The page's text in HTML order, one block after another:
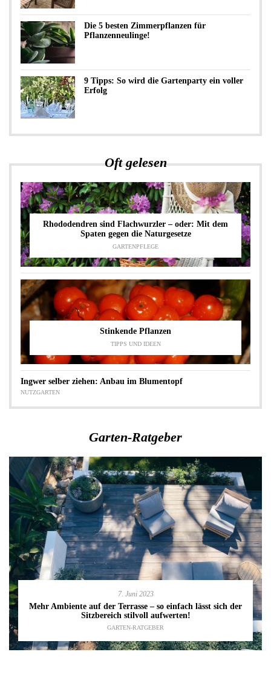
Die 5 besten Zimmerpflanzen für
Pflanzenneulinge!
9 Tipps: So wird die Gartenparty ein voller
Erfolg
Oft gelesen
Rhododendren sind Flachwurzler – oder: Mit dem
Spaten gegen die Naturgesetze
GARTENPFLEGE
Stinkende Pflanzen
TIPPS UND IDEEN
Ingwer selber ziehen: Anbau im Blumentopf
NUTZGARTEN
Garten-Ratgeber
7. Juni 2023
Mehr Ambiente auf der Terrasse – so einfach lässt sich der
Sitzbereich stilvoll aufwerten!
GARTEN-RATGEBER